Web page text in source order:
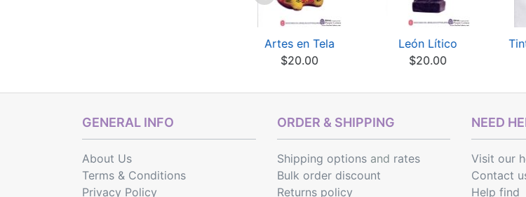
Artes en Tela
$20.00
León Lítico
$20.00
GENERAL INFO
About Us
Terms & Conditions
Privacy Policy
ORDER & SHIPPING
Shipping optionsand rates
Bulk order discount
Returns policy
NEED
Visit our
Contact
Help find